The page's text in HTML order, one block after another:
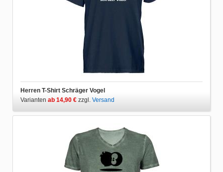
Herren T-Shirt Schräger Vogel
Varianten ab 14,90 € zzgl. Versand